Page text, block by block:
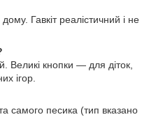
Гавкіт реалістичний і не
Великі кнопки — для діток,
ігор.
самого песика (тип вказано